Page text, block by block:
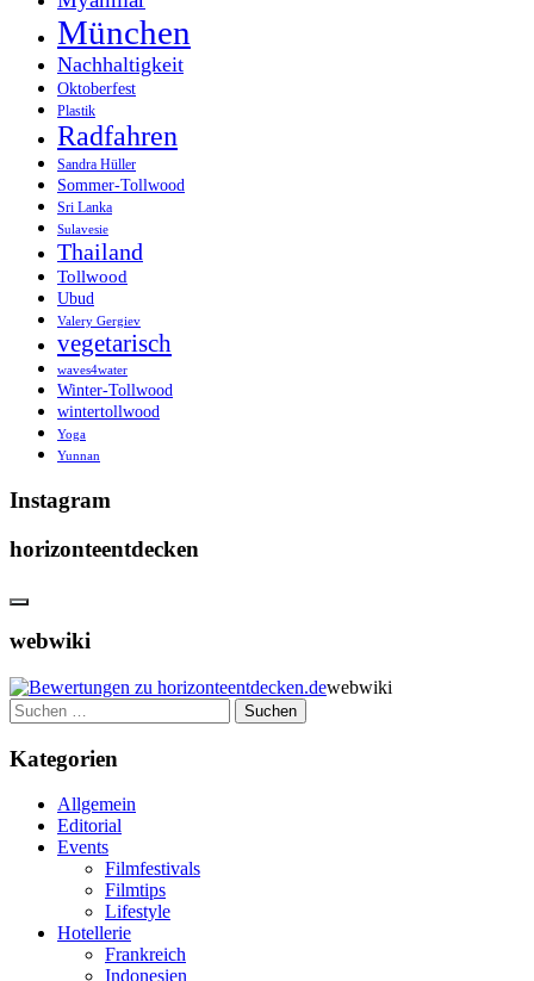
München
Nachhaltigkeit
Oktoberfest
Plastik
Radfahren
Sandra Hüller
Sommer-Tollwood
Sri Lanka
Sulavesie
Thailand
Tollwood
Ubud
Valery Gergiev
vegetarisch
waves4water
Winter-Tollwood
wintertollwood
Yoga
Yunnan
Instagram
horizonteentdecken
webwiki
webwiki
Suchen
nach:
Kategorien
Allgemein
Editorial
Events
Filmfestivals
Filmtips
Lifestyle
Hotellerie
Frankreich
Indonesien